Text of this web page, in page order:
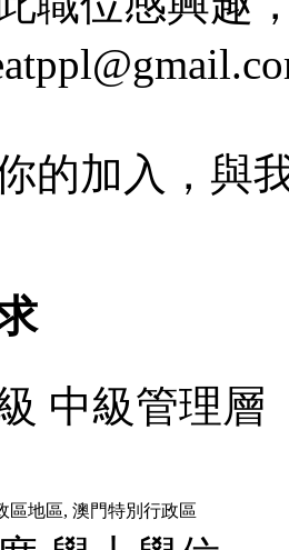
的加入，與
中級管理層
區地區, 澳門特別行政區